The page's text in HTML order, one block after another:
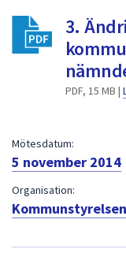
3.
PDF, 15 MB |
Mötesdatum:
5 november 2014
Organisation:
Kommunstyrelsen